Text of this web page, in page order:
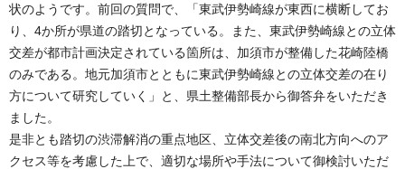
状のようです。前回の質問で、「東武伊勢崎線が東西に横断してお
り、4か所が県道の踏切となっている。また、東武伊勢崎線との立体
交差が都市計画決定されている箇所は、加須市が整備した花崎陸橋
のみである。地元加須市とともに東武伊勢崎線との立体交差の在り
方について研究していく」と、県土整備部長から御答弁をいただき
ました。
是非とも踏切の渋滞解消の重点地区、立体交差後の南北方向へのア
クセス等を考慮した上で、適切な場所や手法について御検討いただ